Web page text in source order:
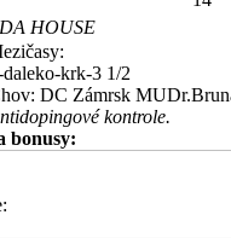
HOUSE
krk-3 1/2
DC Zámrsk
kontrole.
bonusy: